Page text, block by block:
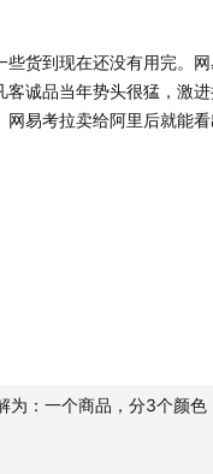
货到现在还没有用完。
诚品当年势头很猛，激
易考拉卖给阿里后就能
为：一个商品，分3个颜色